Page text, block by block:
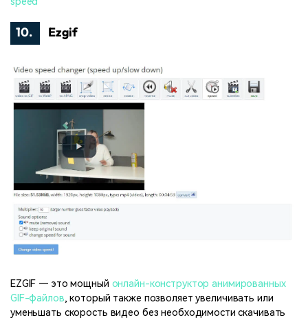
10. Ezgif
EZGIF — это мощный онлайн-конструктор анимированных
GIF-файлов, который также позволяет увеличивать или
уменьшать скорость видео без необходимости скачивать